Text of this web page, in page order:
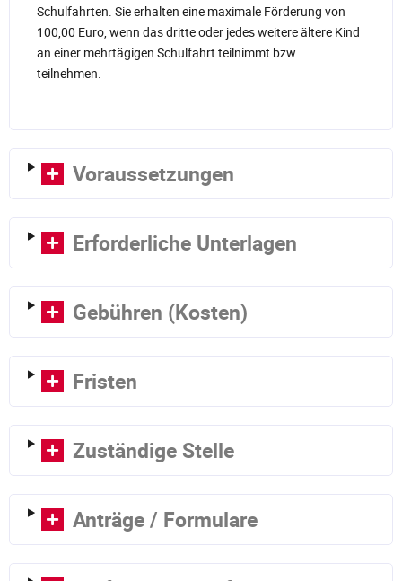
Schulfahrten. Sie erhalten eine maximale Förderung von
100,00 Euro, wenn das dritte oder jedes weitere ältere Kind
an einer mehrtägigen Schulfahrt teilnimmt bzw.
teilnehmen.
Voraussetzungen
Erforderliche Unterlagen
Gebühren (Kosten)
Fristen
Zuständige Stelle
Anträge / Formulare